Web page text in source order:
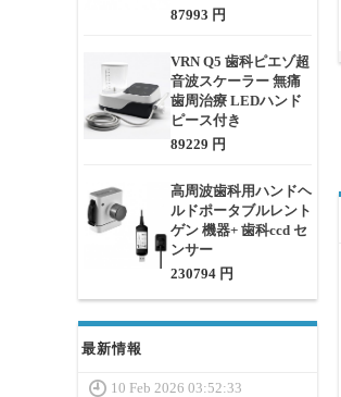
87993 円
VRN Q5 歯科ピエゾ超
音波スケーラー 無痛
歯周治療 LEDハンド
ピース付き
89229 円
高周波歯科用ハンドヘ
ルドポータブルレント
ゲン 機器+ 歯科ccd セ
ンサー
230794 円
最新情報
10 Feb 2026 03:52:33